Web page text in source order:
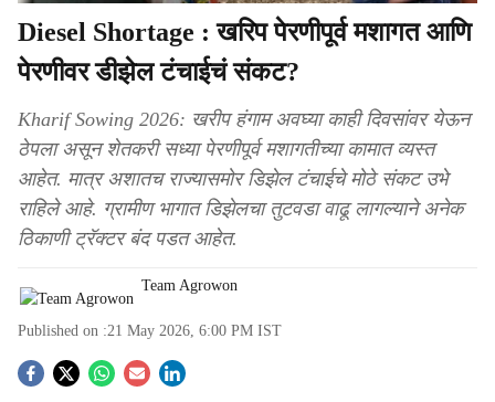
Diesel Shortage : खरिप पेरणीपूर्व मशागत आणि
पेरणीवर डीझेल टंचाईचं संकट?
Kharif Sowing 2026: खरीप हंगाम अवघ्या काही दिवसांवर येऊन
ठेपला असून शेतकरी सध्या पेरणीपूर्व मशागतीच्या कामात व्यस्त
आहेत. मात्र अशातच राज्यासमोर डिझेल टंचाईचे मोठे संकट उभे
राहिले आहे. ग्रामीण भागात डिझेलचा तुटवडा वाढू लागल्याने अनेक
ठिकाणी ट्रॅक्टर बंद पडत आहेत.
Team Agrowon
Published on :21 May 2026, 6:00 PM IST
S